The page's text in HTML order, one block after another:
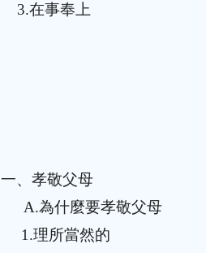
3.在事奉上
一、 孝敬父母
A.為什麼要孝敬父母
1.理所當然的